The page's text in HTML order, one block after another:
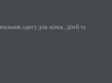
одягу для жінок, дітей та